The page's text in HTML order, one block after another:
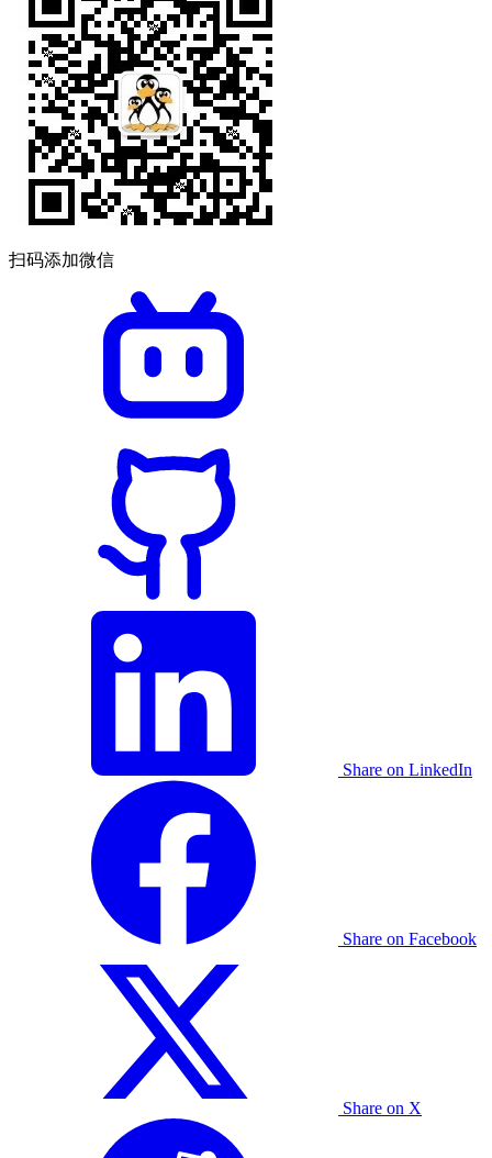
扫码添加微信
Share on LinkedIn
Share on Facebook
Share on X